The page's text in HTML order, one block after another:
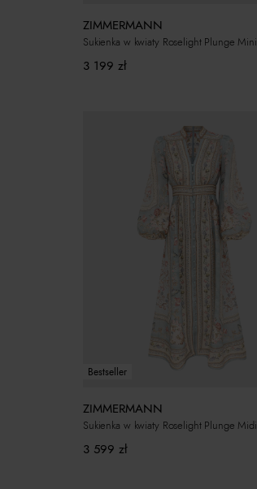
ZIMMERMANN
Sukienka w kwiaty Roselight Plunge Mini
3 199 zł
Bestseller
ZIMMERMANN
Sukienka w kwiaty Roselight Plunge Midi
3 599 zł